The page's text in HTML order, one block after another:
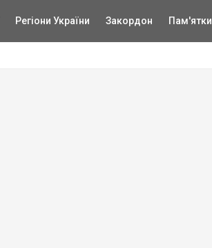
Регіони України Закордон Пам'ятки